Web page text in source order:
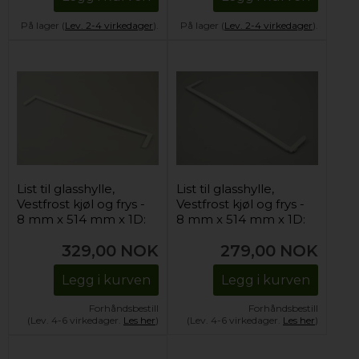
På lager (Lev. 2-4 virkedager). På lager (Lev. 2-4 virkedager).
List til glasshylle,
Vestfrost kjøl og frys -
8 mm x 514 mm x 1D:
(forrest)329,00 NOK
Legg i kurven
Forhåndsbestill
(Lev. 4-6 virkedager. Les her)
List til glasshylle,
Vestfrost kjøl og frys -
8 mm x 514 mm x 1D:
(forrest)279,00 NOK
Legg i kurven
Forhåndsbestill
(Lev. 4-6 virkedager. Les her)